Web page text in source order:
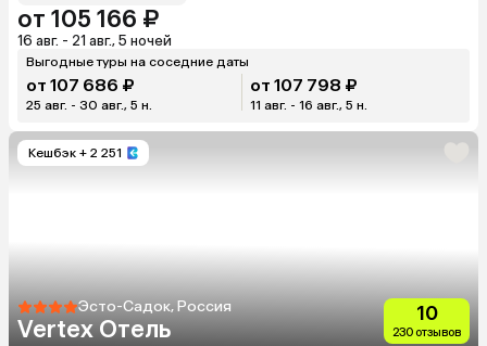
от 105 166 ₽
16 авг. - 21 авг., 5 ночей
Выгодные туры на соседние даты
от 107 686 ₽
25 авг. - 30 авг., 5 н.
от 107 798 ₽
11 авг. - 16 авг., 5 н.
Кешбэк + 2 251
Эсто-Садок, Россия
Vertex Отель
10
230 отзывов